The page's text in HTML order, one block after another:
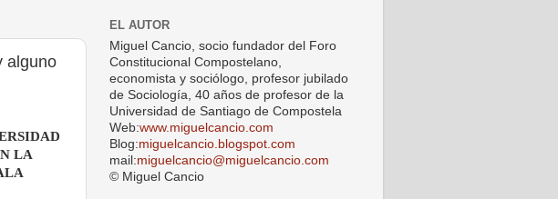
alguno
LA
EL AUTOR
Miguel Cancio, socio fundador del Foro
Constitucional Compostelano,
economista y sociólogo, profesor jubilado
de Sociología, 40 años de profesor de la
Universidad de Santiago de Compostela
Web:www.miguelcancio.com
Blog:miguelcancio.blogspot.com
mail:miguelcancio@miguelcancio.com
© Miguel Cancio